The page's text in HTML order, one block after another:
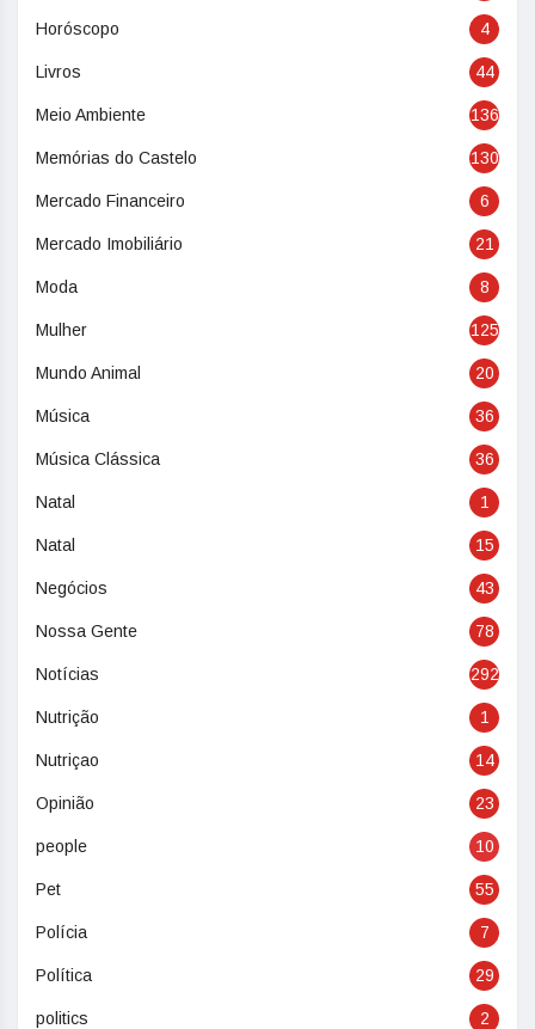
Horóscopo 4
Livros 44
Meio Ambiente 136
Memórias do Castelo 130
Mercado Financeiro 6
Mercado Imobiliário 21
Moda 8
Mulher 125
Mundo Animal 20
Música 36
Música Clássica 36
Natal 1
Natal 15
Negócios 43
Nossa Gente 78
Notícias 292
Nutrição 1
Nutriçao 14
Opinião 23
people 10
Pet 55
Polícia 7
Política 29
politics 2